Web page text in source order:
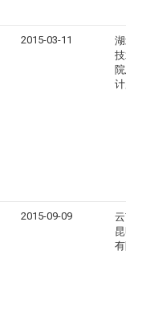
2015-03-11
湖北
技术
院总
计所
2015-09-09
云南
昆明
有限